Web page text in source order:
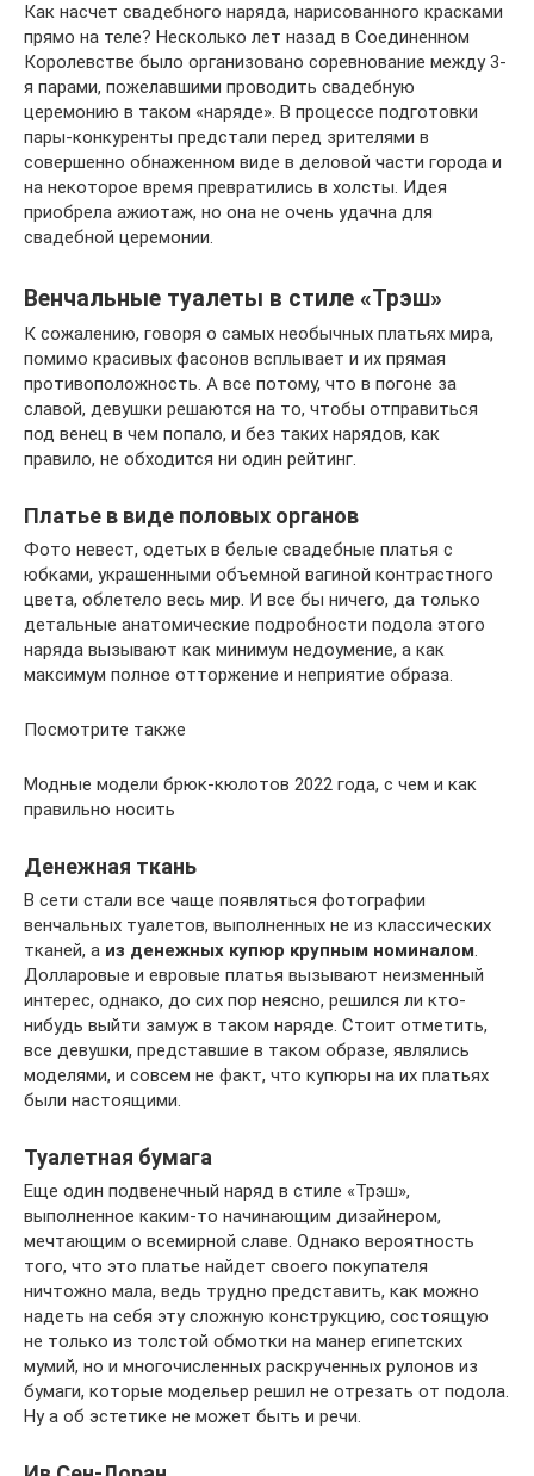
Как насчет свадебного наряда, нарисованного красками
прямо на теле? Несколько лет назад в Соединенном
Королевстве было организовано соревнование между 3-
я парами, пожелавшими проводить свадебную
церемонию в таком «наряде». В процессе подготовки
пары-конкуренты предстали перед зрителями в
совершенно обнаженном виде в деловой части города и
на некоторое время превратились в холсты. Идея
приобрела ажиотаж, но она не очень удачна для
свадебной церемонии.
Венчальные туалеты в стиле «Трэш»
К сожалению, говоря о самых необычных платьях мира,
помимо красивых фасонов всплывает и их прямая
противоположность. А все потому, что в погоне за
славой, девушки решаются на то, чтобы отправиться
под венец в чем попало, и без таких нарядов, как
правило, не обходится ни один рейтинг.
Платье в виде половых органов
Фото невест, одетых в белые свадебные платья с
юбками, украшенными объемной вагиной контрастного
цвета, облетело весь мир. И все бы ничего, да только
детальные анатомические подробности подола этого
наряда вызывают как минимум недоумение, а как
максимум полное отторжение и неприятие образа.
Посмотрите также
Модные модели брюк-кюлотов 2022 года, с чем и как
правильно носить
Денежная ткань
В сети стали все чаще появляться фотографии
венчальных туалетов, выполненных не из классических
тканей, а из денежных купюр крупным номиналом.
Долларовые и евровые платья вызывают неизменный
интерес, однако, до сих пор неясно, решился ли кто-
нибудь выйти замуж в таком наряде. Стоит отметить,
все девушки, представшие в таком образе, являлись
моделями, и совсем не факт, что купюры на их платьях
были настоящими.
Туалетная бумага
Еще один подвенечный наряд в стиле «Трэш»,
выполненное каким-то начинающим дизайнером,
мечтающим о всемирной славе. Однако вероятность
того, что это платье найдет своего покупателя
ничтожно мала, ведь трудно представить, как можно
надеть на себя эту сложную конструкцию, состоящую
не только из толстой обмотки на манер египетских
мумий, но и многочисленных раскрученных рулонов из
бумаги, которые модельер решил не отрезать от подола.
Ну а об эстетике не может быть и речи.